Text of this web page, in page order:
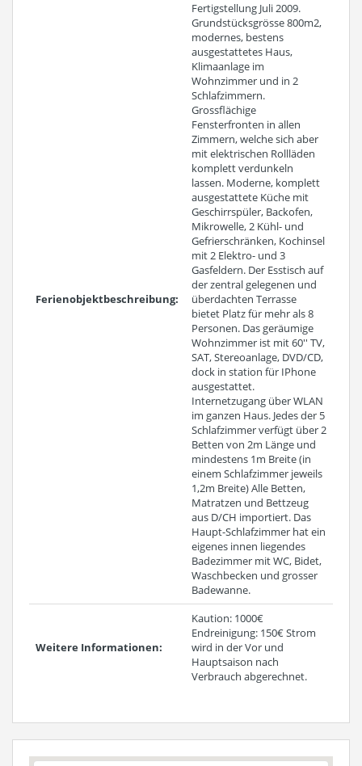
Ferienobjektbeschreibung:
Fertigstellung Juli 2009.
Grundstücksgrösse 800m2,
modernes, bestens
ausgestattetes Haus,
Klimaanlage im
Wohnzimmer und in 2
Schlafzimmern.
Grossflächige
Fensterfronten in allen
Zimmern, welche sich aber
mit elektrischen Rollläden
komplett verdunkeln
lassen. Moderne, komplett
ausgestattete Küche mit
Geschirrspüler, Backofen,
Mikrowelle, 2 Kühl- und
Gefrierschränken, Kochinsel
mit 2 Elektro- und 3
Gasfeldern. Der Esstisch auf
der zentral gelegenen und
überdachten Terrasse
bietet Platz für mehr als 8
Personen. Das geräumige
Wohnzimmer ist mit 60'' TV,
SAT, Stereoanlage, DVD/CD,
dock in station für IPhone
ausgestattet.
Internetzugang über WLAN
im ganzen Haus. Jedes der 5
Schlafzimmer verfügt über 2
Betten von 2m Länge und
mindestens 1m Breite (in
einem Schlafzimmer jeweils
1,2m Breite) Alle Betten,
Matratzen und Bettzeug
aus D/CH importiert. Das
Haupt-Schlafzimmer hat ein
eigenes innen liegendes
Badezimmer mit WC, Bidet,
Waschbecken und grosser
Badewanne.
Weitere Informationen:
Kaution: 1000€
Endreinigung: 150€ Strom
wird in der Vor und
Hauptsaison nach
Verbrauch abgerechnet.